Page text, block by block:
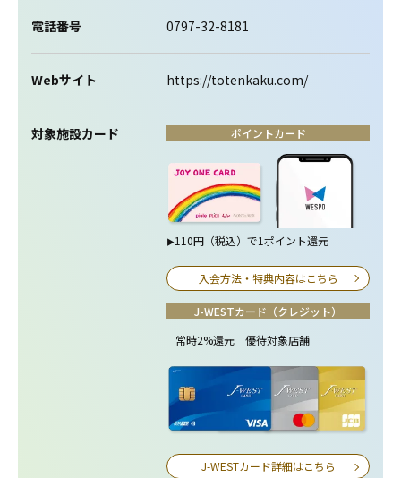
電話番号 0797-32-8181
Webサイト https://totenkaku.com/
対象施設カード ポイントカード
▶110円（税込）で1ポイント還元
入会方法・特典内容はこちら
J-WESTカード（クレジット）
常時2%還元 優待対象店舗
J-WESTカード詳細はこちら